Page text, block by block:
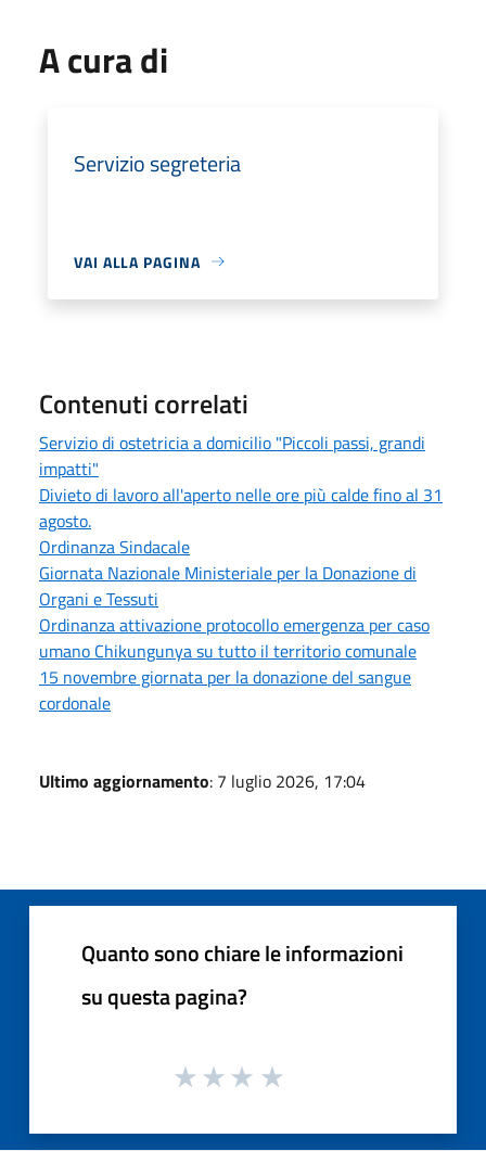
A cura di
Servizio segreteria
VAI ALLA PAGINA
Contenuti correlati
Servizio di ostetricia a domicilio "Piccoli passi, grandi
impatti"
Divieto di lavoro all'aperto nelle ore più calde fino al 31
agosto.
Ordinanza Sindacale
Giornata Nazionale Ministeriale per la Donazione di
Organi e Tessuti
Ordinanza attivazione protocollo emergenza per caso
umano Chikungunya su tutto il territorio comunale
15 novembre giornata per la donazione del sangue
cordonale
Ultimo aggiornamento: 7 luglio 2026, 17:04
Quanto sono chiare le informazioni
su questa pagina?